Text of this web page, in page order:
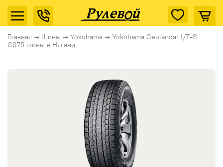
Главная → Шины → Yokohama → Yokohama Geolandar I/T-S
G075 шины в Нягани